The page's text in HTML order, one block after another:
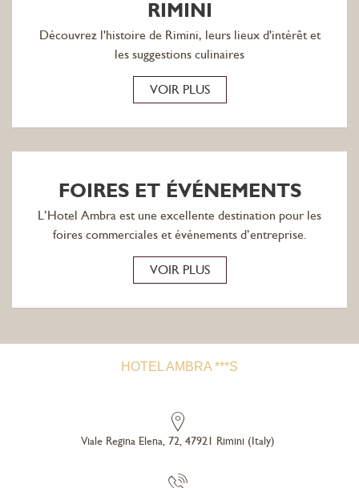
RIMINI
Découvrez l'histoire de Rimini, leurs lieux d'intérêt et
les suggestions culinaires
VOIR PLUS
FOIRES ET ÉVÉNEMENTS
L’Hotel Ambra est une excellente destination pour les
foires commerciales et événements d’entreprise.
VOIR PLUS
HOTEL AMBRA ***S
Viale Regina Elena, 72, 47921 Rimini(Italy)